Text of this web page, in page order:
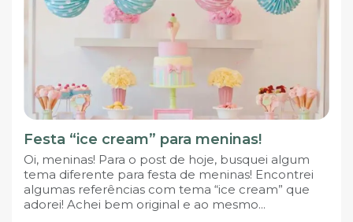
Festa “ice cream” para meninas!
Oi, meninas! Para o post de hoje, busquei algum
tema diferente para festa de meninas! Encontrei
algumas referências com tema “ice cream” que
adorei! Achei bem original e ao mesmo...